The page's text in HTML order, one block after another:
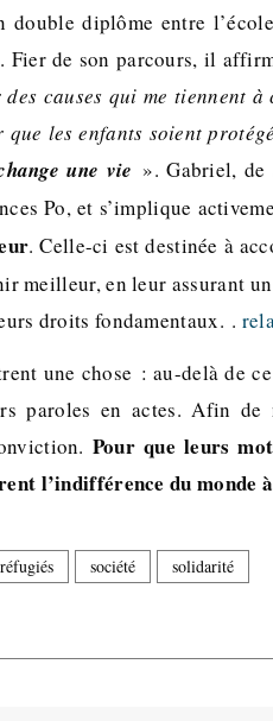
double diplôme entre
Fier de son parcours, il
causes qui me tiennent
les enfants soient
une vie ». Gabriel,
Po, et s’implique
. Celle-ci est destinée à
meilleur, en leur assurant
droits fondamentaux. .
une chose : au-delà de
paroles en actes. Afin
Pour que leurs
l’indifférence du monde
réfugiés société solidarité